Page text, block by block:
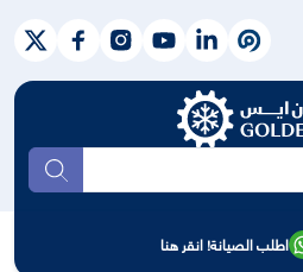
بحث
اطلب الصيانة! انقر هنا